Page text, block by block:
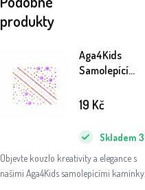
produkty
Aga4Kids
Samolepící
Objevte kouzlo kreativity a elegance s
našimi Aga4Kids samolepícími kamínky.
Skladem 3
19 Kč